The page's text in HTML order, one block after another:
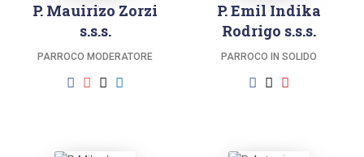
P. Mauirizo Zorzi
s.s.s.
PARROCO MODERATORE
P. Emil Indika
Rodrigo s.s.s.
PARROCO IN SOLIDO